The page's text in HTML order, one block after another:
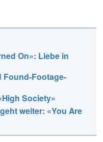
On»: Liebe in
Found-Footage-
Society»
weiter: «You Are